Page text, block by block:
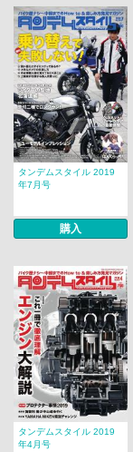
タンデムスタイル 2019
年7月号
購入
タンデムスタイル 2019
年4月号